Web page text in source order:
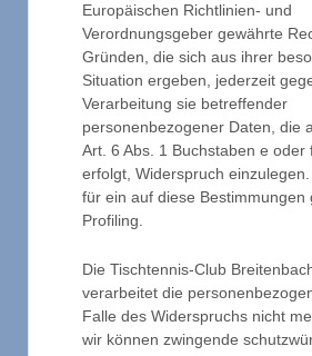
Europäischen Richtlinien- und
Verordnungsgeber gewährte
Gründen, die sich aus ihrer
Situation ergeben, jederzeit
Verarbeitung sie betreffender
personenbezogener Daten, die
Art. 6 Abs. 1 Buchstaben e oder
erfolgt, Widerspruch
für ein auf diese Bestimmungen
Profiling.
Die Tischtennis-Club
verarbeitet die
Falle des Widerspruchs nicht
wir können zwingende